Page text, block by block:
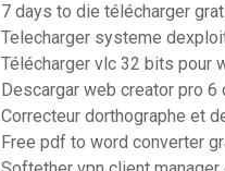
7 days to die télécharger
Telecharger systeme
Télécharger vlc 32 bits pour
Descargar web creator pro
Correcteur dorthographe et
Free pdf to word converter